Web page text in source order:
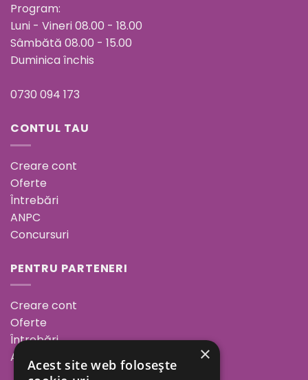
Program:
Luni - Vineri 08.00 - 18.00
Sâmbătă 08.00 - 15.00
Duminica închis
0730 094 173
CONTUL TAU
Creare cont
Oferte
Întrebări
ANPC
Concursuri
PENTRU PARTENERI
Creare cont
Oferte
Întrebări
ANPC
×
Acest site web folosește